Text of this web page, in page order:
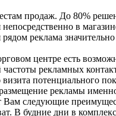
продаж. До 80%
в
реклама
центре есть
рекламных
визита потенциального
рекламы
Вам следующие
В будние дни в